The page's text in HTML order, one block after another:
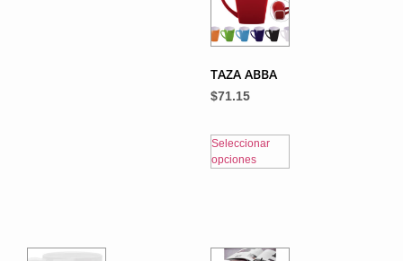
TAZA ABBA
$71.15
Seleccionar
opciones